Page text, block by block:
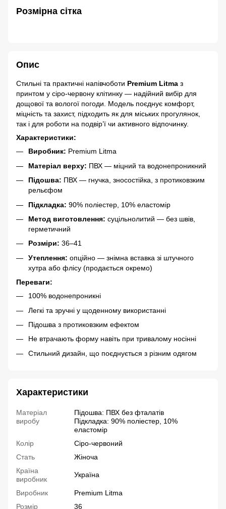
Розмірна сітка
Опис
Стильні та практичні напівчоботи Premium Litma з
принтом у сіро-червону клітинку — надійний вибір для
дощової та вологої погоди. Модель поєднує комфорт,
міцність та захист, підходить як для міських прогулянок,
так і для роботи на подвір’ї чи активного відпочинку.
Характеристики:
Виробник: Premium Litma
Матеріал верху: ПВХ — міцний та водонепроникний
Підошва: ПВХ — гнучка, зносостійка, з протиковзким
рельєфом
Підкладка: 90% поліестер, 10% еластомір
Метод виготовлення: суцільнолитий — без швів,
герметичний
Розміри: 36–41
Утеплення: опційно — знімна вставка зі штучного
хутра або флісу (продається окремо)
Переваги:
100% водонепроникні
Легкі та зручні у щоденному використанні
Підошва з протиковзким ефектом
Не втрачають форму навіть при тривалому носінні
Стильний дизайн, що поєднується з різним одягом
Характеристики
Матеріал
виробу
Підошва: ПВХ без фталатів
Підкладка: 90% поліестер, 10%
еластомір
Колір
Сіро-червоний
Стать
Жіноча
Країна
виробник
Україна
Виробник
Premium Litma
Розмір
36